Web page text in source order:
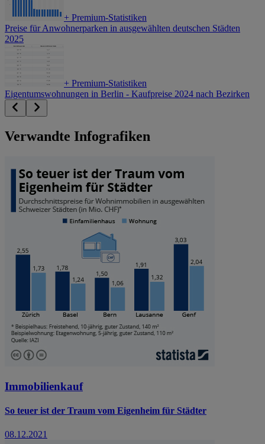
+ Premium-Statistiken
Preise für Anwohnerparken in ausgewählten deutschen Städten
2025
+ Premium-Statistiken
Eigentumswohnungen in Berlin - Kaufpreise 2024 nach Bezirken
Verwandte Infografiken
Immobilienkauf
So teuer ist der Traum vom Eigenheim für Städter
08.12.2021